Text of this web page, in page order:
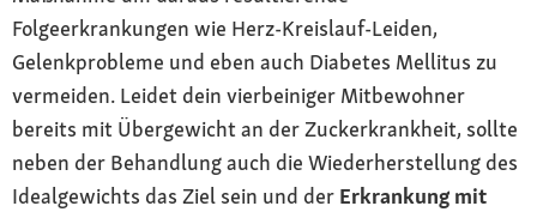
Folgeerkrankungen wie Herz-Kreislauf-Leiden,
Gelenkprobleme und eben auch Diabetes Mellitus zu
vermeiden. Leidet dein vierbeiniger Mitbewohner
bereits mit Übergewicht an der Zuckerkrankheit, sollte
neben der Behandlung auch die Wiederherstellung des
Idealgewichts das Ziel sein und der Erkrankung mit